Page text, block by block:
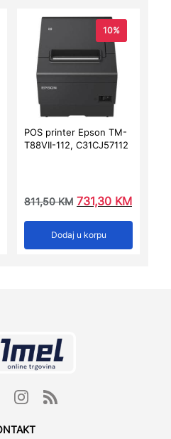
10%
POS printer Epson TM-
T88VII-112, C31CJ57112
811,50KM 731,30 KM
Dodaj u korpu